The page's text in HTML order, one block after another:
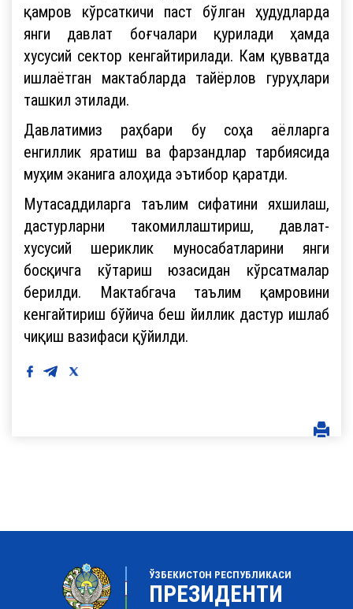
қамров кўрсаткичи паст бўлган ҳудудларда
янги давлат боғчалари қурилади ҳамда
хусусий сектор кенгайтирилади. Кам қувватда
ишлаётган мактабларда тайёрлов гуруҳлари
ташкил этилади.
Давлатимиз раҳбари бу соҳа аёлларга
енгиллик яратиш ва фарзандлар тарбиясида
муҳим эканига алоҳида эътибор қаратди.
Мутасаддиларга таълим сифатини яхшилаш,
дастурларни такомиллаштириш, давлат-
хусусий шериклик муносабатларини янги
босқичга кўтариш юзасидан кўрсатмалар
берилди. Мактабгача таълим қамровини
кенгайтириш бўйича беш йиллик дастур ишлаб
чиқиш вазифаси қўйилди.
ЎЗБЕКИСТОН РЕСПУБЛИКАСИ
ПРЕЗИДЕНТИ